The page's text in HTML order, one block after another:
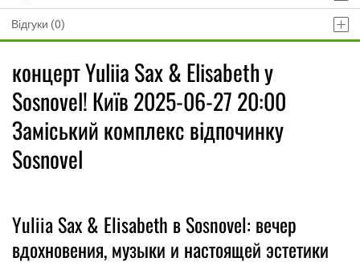
Відгуки (0)
концерт Yuliia Sax & Elisabeth у
Sosnovel! Київ 2025-06-27 20:00
Заміський комплекс відпочинку
Sosnovel
Yuliia Sax & Elisabeth в Sosnovel: вечер
вдохновения, музыки и настоящей эстетики